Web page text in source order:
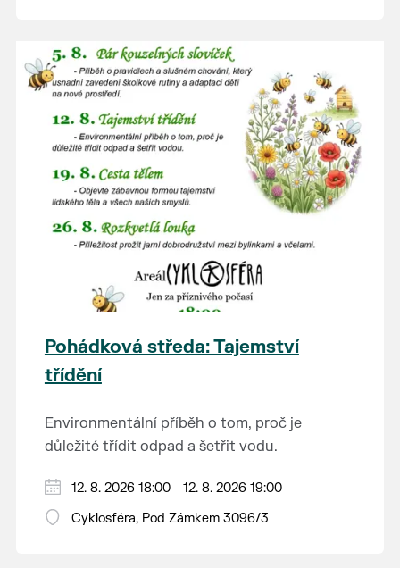
Pohádková středa: Tajemství
třídění
Environmentální příběh o tom, proč je
důležité třídit odpad a šetřit vodu.
Hraje se jen za příznivého počasí.
Vstupné dobrovolné.
12. 8. 2026 18:00 - 12. 8. 2026 19:00
Cyklosféra, Pod Zámkem 3096/3